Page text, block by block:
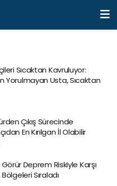
Sıcaktan Kavruluyor:
Yorulmayan Usta, Sıcaktan
Çıkış Sürecinde
En Kırılgan İl Olabilir
Deprem Riskiyle Karşı
Sıraladı